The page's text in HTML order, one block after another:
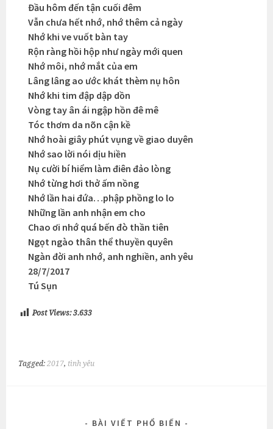
Đầu hôm đến tận cuối đêm
Vẫn chưa hết nhớ, nhớ thêm cả ngày
Nhớ khi ve vuốt bàn tay
Rộn ràng hồi hộp như ngày mới quen
Nhớ môi, nhớ mắt của em
Lâng lâng ao ước khát thèm nụ hôn
Nhớ khi tim đập dập dồn
Vòng tay ân ái ngập hồn đê mê
Tóc thơm da nõn cận kề
Nhớ hoài giây phút vụng về giao duyên
Nhớ sao lời nói dịu hiền
Nụ cười bí hiểm làm điên đảo lòng
Nhớ từng hơi thở ấm nồng
Nhớ lần hai đứa…phập phồng lo lo
Những lần anh nhận em cho
Chao ơi nhớ quá bến đò thần tiên
Ngọt ngào thân thể thuyền quyên
Ngàn đời anh nhớ, anh nghiền, anh yêu
28/7/2017
Tú Sụn
Post Views: 3.633
Tagged:2017, tình yêu
BÀI VIẾT PHỔ BIẾN